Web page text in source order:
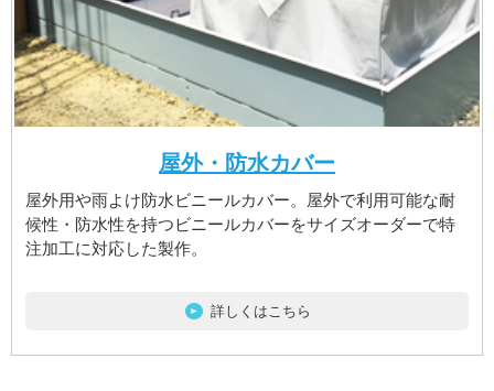
屋外・防水カバー
屋外用や雨よけ防水ビニールカバー。屋外で利用可能な耐
候性・防水性を持つビニールカバーをサイズオーダーで特
注加工に対応した製作。
詳しくはこちら